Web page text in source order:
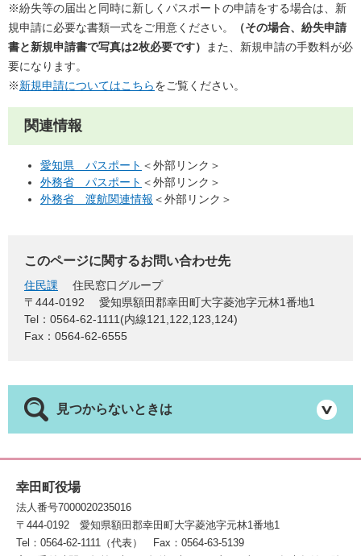
※紛失等の届出と同時に新しくパスポートの申請をする場合は、新
規申請に必要な書類一式をご用意ください。
（その場合、紛失申請
書と新規申請書で写真は2枚必要です）
また、新規申請の手数料が必
要になります。
※新規申請についてはこちらをご覧ください。
関連情報
愛知県 パスポート ＜外部リンク＞
外務省 パスポート ＜外部リンク＞
外務省 渡航関連情報 ＜外部リンク＞
このページに関するお問い合わせ先
住民課
住民窓口グループ
〒444-0192
愛知県額田郡幸田町大字菱池字元林1番地1
Tel：0564-62-1111(内線121,122,123,124)
Fax：0564-62-6555
見つからないときは
幸田町役場
法人番号7000020235016
〒444-0192
愛知県額田郡幸田町大字菱池字元林1番地1
Tel：0564-62-1111（代表）
Fax：0564-63-5139